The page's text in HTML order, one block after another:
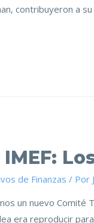
contribuyeron a
de Finanzas / Por
un nuevo Comité
era reproducir